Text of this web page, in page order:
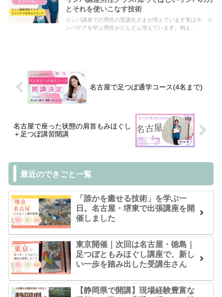
とそれを使いこなす技術
リンパ講座での男性の受講生さまが増えています実は今、リ
ンパケアを学ぶ男性がどんどん増えています。例え...
名古屋で足つぼ通学コース(4名まで)
名古屋で座った状態の肩首もみほぐし
＋足つぼ講習開講
最近のできごと一覧
「誰かを癒せる技術」を学ぶ一
日。名古屋・堺東で出張講座を開
催しました
東京開催｜次回は名古屋・徳島｜
足つぼともみほぐし講座で、新し
い一歩を踏み出した受講生さん
【静岡県で開講】現場経験豊富な